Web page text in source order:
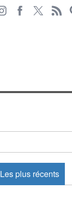
Les plus récents